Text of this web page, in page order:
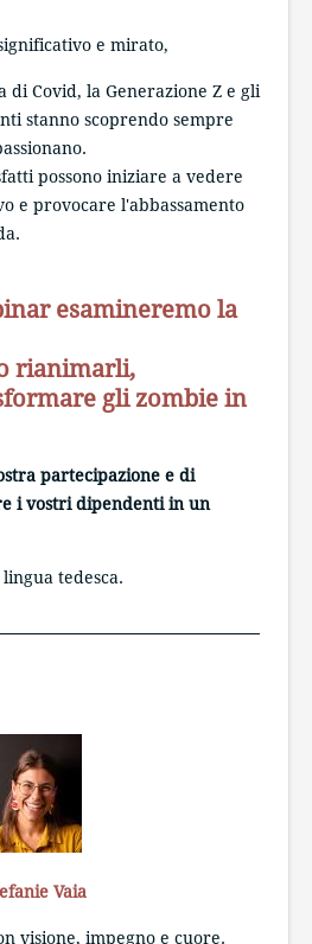
e mirato,
di Covid, la Generazione Z e gli
stanno scoprendo sempre
possono iniziare a vedere
e provocare l'abbassamento
esamineremo la
rianimarli,
gli zombie in
partecipazione e di
i vostri dipendenti in un
tedesca.
Vaia
visione, impegno e cuore.